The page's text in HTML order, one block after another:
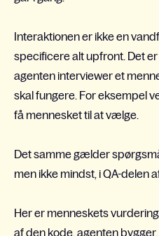
Interaktionen er ikke en
specificere alt upfront. Det
agenten interviewer et
skal fungere. For eksempel
få mennesket til at vælge.
Det samme gælder
men ikke mindst, i QA-delen
Her er menneskets
af den kode, agenten bygger.